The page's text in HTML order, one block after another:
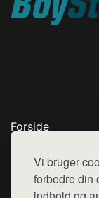
Vi bruger
forbedre din
Forside
Top Rabatter
Kontakt